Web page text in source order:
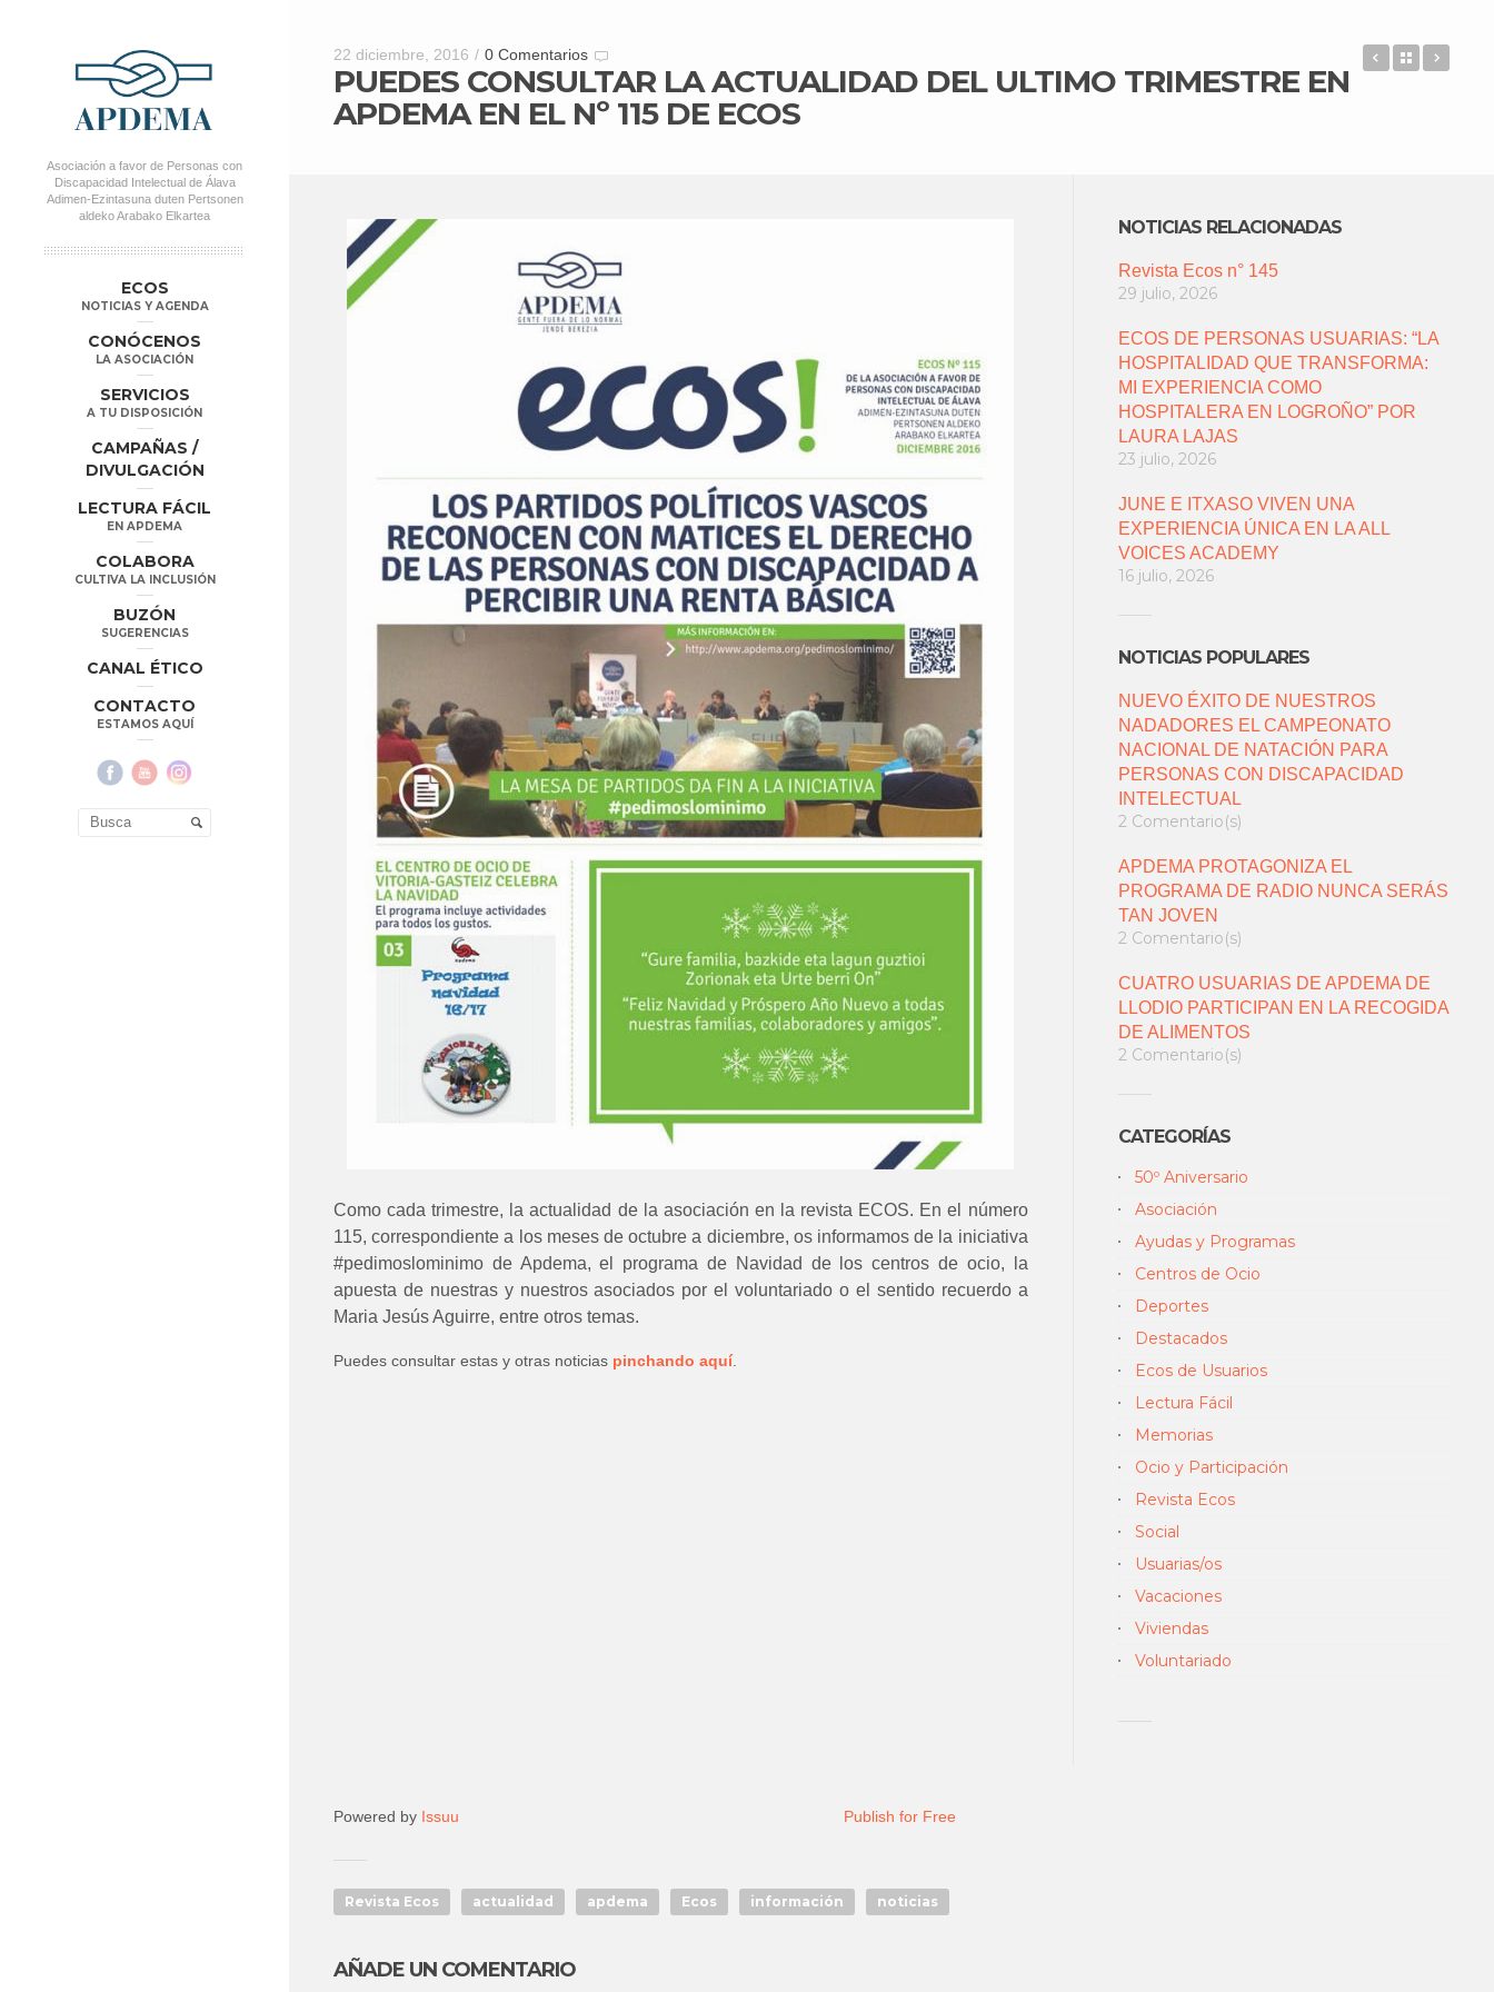
Asociación a favor de Personas con
Discapacidad Intelectual de Álava
Adimen-Ezintasuna duten Pertsonen
aldeko Arabako Elkartea
contenido
contenido
ECOS
NOTICIAS Y AGENDA
CONÓCENOS
LA ASOCIACIÓN
SERVICIOS
A TU DISPOSICIÓN
CAMPAÑAS /
DIVULGACIÓN
LECTURA FÁCIL
EN APDEMA
COLABORA
CULTIVA LA INCLUSIÓN
BUZÓN
SUGERENCIAS
CANAL ÉTICO
CONTACTO
ESTAMOS AQUÍ
22 diciembre, 2016 / 0 Comentarios
PUEDES CONSULTAR LA ACTUALIDAD DEL ULTIMO TRIMESTRE EN
APDEMA EN EL Nº 115 DE ECOS
ECOS DE
Back to
Como cada trimestre, la actualidad de la asociación en la revista ECOS. En el número
115, correspondiente a los meses de octubre a diciembre, os informamos de la iniciativa
#pedimoslominimo de Apdema, el programa de Navidad de los centros de ocio, la
apuesta de nuestras y nuestros asociados por el voluntariado o el sentido recuerdo a
Maria Jesús Aguirre, entre otros temas.
Puedes consultar estas y otras noticias pinchando aquí.
Powered by Issuu Publish for Free
Revista Ecos actualidad apdema Ecos información noticias
AÑADE UN COMENTARIO
NOTICIAS RELACIONADAS
Revista Ecos n° 145
29 julio, 2026
ECOS DE PERSONAS USUARIAS: “LA
HOSPITALIDAD QUE TRANSFORMA:
MI EXPERIENCIA COMO
HOSPITALERA EN LOGROÑO” POR
LAURA LAJAS
23 julio, 2026
JUNE E ITXASO VIVEN UNA
EXPERIENCIA ÚNICA EN LA ALL
VOICES ACADEMY
16 julio, 2026
NOTICIAS POPULARES
NUEVO ÉXITO DE NUESTROS
NADADORES EL CAMPEONATO
NACIONAL DE NATACIÓN PARA
PERSONAS CON DISCAPACIDAD
INTELECTUAL
2 Comentario(s)
APDEMA PROTAGONIZA EL
PROGRAMA DE RADIO NUNCA SERÁS
TAN JOVEN
2 Comentario(s)
CUATRO USUARIAS DE APDEMA DE
LLODIO PARTICIPAN EN LA RECOGIDA
DE ALIMENTOS
2 Comentario(s)
CATEGORÍAS
50º Aniversario
Asociación
Ayudas y Programas
Centros de Ocio
Deportes
Destacados
Ecos de Usuarios
Lectura Fácil
Memorias
Ocio y Participación
Revista Ecos
Social
Usuarias/os
Vacaciones
Viviendas
Voluntariado